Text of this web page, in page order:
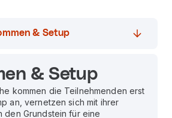
& Setup
& Setup
kommen die Teilnehmenden erst
an, vernetzen sich mit ihrer
den Grundstein für eine